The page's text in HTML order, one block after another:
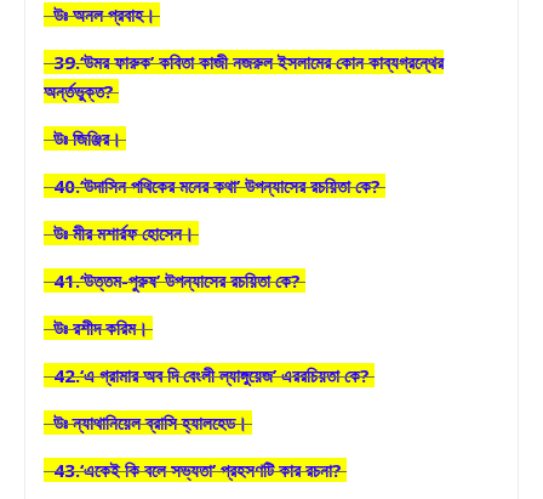
উঃ অনল প্রবাহ।
39.‘উমর ফারুক’ কবিতা কাজী নজরুল ইসলামের কোন কাব্যগ্রন্থের
অর্ন্তভুক্ত?
উঃ জিঞ্জির।
40.‘উদাসিন পথিকের মনের কথা’ উপন্যাসের রচয়িতা কে?
উঃ মীর মশার্রফ হোসেন।
41.‘উত্তম-পুরুষ’ উপন্যাসের রচয়িতা কে?
উঃ রশীদ করিম।
42.‘এ গ্রামার অব দি বেংলী ল্যাঙ্গুয়েজ’ এররচিয়তা কে?
উঃ ন্যাথানিয়েল ব্রাসি হ্যালহেড।
43.‘একেই কি বলে সভ্যতা’ প্রহসণটি কার রচনা?